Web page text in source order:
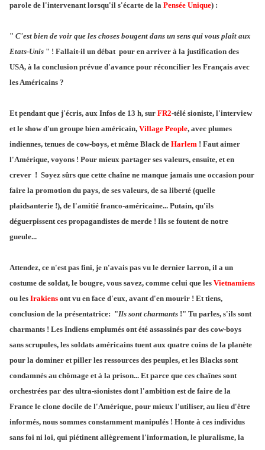
parole de l'intervenant lorsqu'il s'écarte de la Pensée Unique) :
" C'est bien de voir que les choses bougent dans un sens qui vous plaît aux
Etats-Unis " ! Fallait-il un débat pour en arriver à la justification des
USA, à la conclusion prévue d'avance pour réconcilier les Français avec
les Américains ?
Et pendant que j'écris, aux Infos de 13 h, sur FR2-télé sioniste, l'interview
et le show d'un groupe bien américain, Village People, avec plumes
indiennes, tenues de cow-boys, et même Black de Harlem ! Faut aimer
l'Amérique, voyons ! Pour mieux partager ses valeurs, ensuite, et en
crever ! Soyez sûrs que cette chaîne ne manque jamais une occasion pour
faire la promotion du pays, de ses valeurs, de sa liberté (quelle
plaidsanterie !), de l'amitié franco-américaine... Putain, qu'ils
déguerpissent ces propagandistes de merde ! Ils se foutent de notre
gueule...
Attendez, ce n'est pas fini, je n'avais pas vu le dernier larron, il a un
costume de soldat, le bougre, vous savez, comme celui que les Vietnamiens
ou les Irakiens ont vu en face d'eux, avant d'en mourir ! Et tiens,
conclusion de la présentatrice: "Ils sont charmants !" Tu parles, s'ils sont
charmants ! Les Indiens emplumés ont été assassinés par des cow-boys
sans scrupules, les soldats américains tuent aux quatre coins de la planète
pour la dominer et piller les ressources des peuples, et les Blacks sont
condamnés au chômage et à la prison... Et parce que ces chaînes sont
orchestrées par des ultra-sionistes dont l'ambition est de faire de la
France le clone docile de l'Amérique, pour mieux l'utiliser, au lieu d'être
informés, nous sommes constamment manipulés ! Honte à ces individus
sans foi ni loi, qui piétinent allègrement l'information, le pluralisme, la